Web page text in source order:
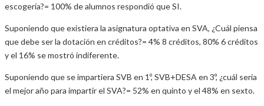
escogería?= 100% de alumnos respondió que SI.
Suponiendo que existiera la asignatura optativa en SVA, ¿Cuál piensa
que debe ser la dotación en créditos?= 4% 8 créditos, 80% 6 créditos
y el 16% se mostró indiferente.
Suponiendo que se impartiera SVB en 1º, SVB+DESA en 3º, ¿cuál sería
el mejor año para impartir el SVA?= 52% en quinto y el 48% en sexto.